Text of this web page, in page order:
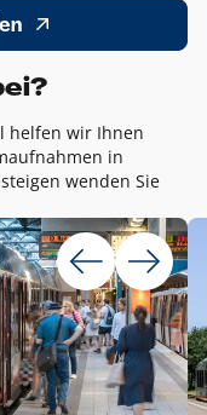
helfen wir Ihnen
in
wenden Sie